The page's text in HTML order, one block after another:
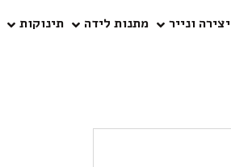
יצירה ונייר מתנות לידה תינוקות